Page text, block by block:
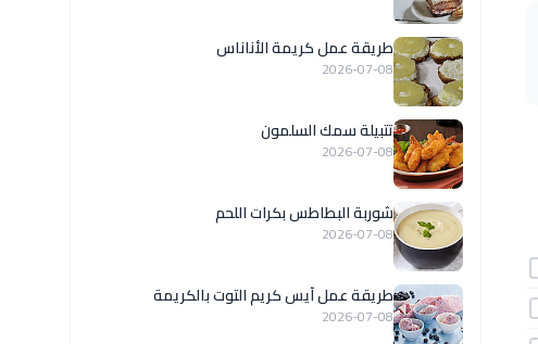
طريقة عمل كريمة الأناناس
2026-07-08
تتبيلة سمك السلمون
2026-07-08
شوربة البطاطس بكرات اللحم
2026-07-08
طريقة عمل آيس كريم التوت بالكريمة
2026-07-08